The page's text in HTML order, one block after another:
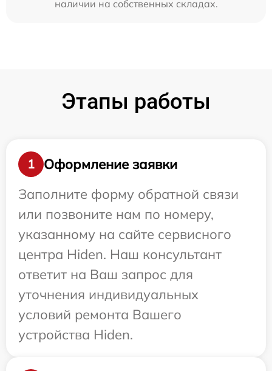
наличии на собственных складах.
Этапы работы
1
Оформление заявки
Заполните форму обратной связи
или позвоните нам по номеру,
указанному на сайте сервисного
центра Hiden. Наш консультант
ответит на Ваш запрос для
уточнения индивидуальных
условий ремонта Вашего
устройства Hiden.